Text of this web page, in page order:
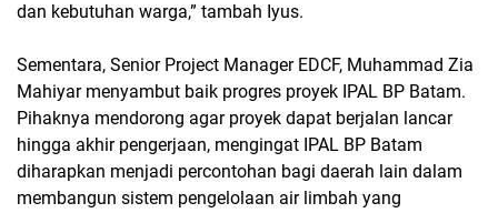
dan kebutuhan warga,” tambah Iyus.
Sementara, Senior Project Manager EDCF, Muhammad Zia
Mahiyar menyambut baik progres proyek IPAL BP Batam.
Pihaknya mendorong agar proyek dapat berjalan lancar
hingga akhir pengerjaan, mengingat IPAL BP Batam
diharapkan menjadi percontohan bagi daerah lain dalam
membangun sistem pengelolaan air limbah yang